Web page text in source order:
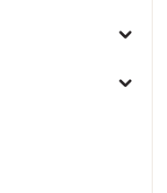
flytte cookies og